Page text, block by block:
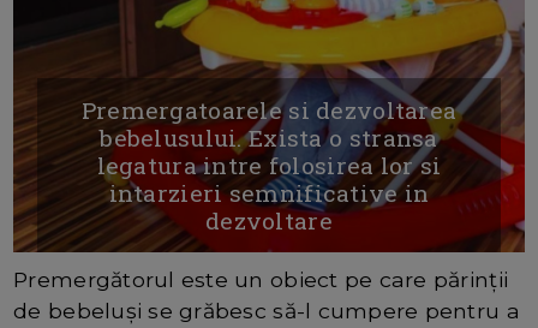
Premergatoarele si dezvoltarea
bebelusului. Exista o stransa
legatura intre folosirea lor si
intarzieri semnificative in
dezvoltare
Premergătorul este un obiect pe care părinții
de bebeluși se grăbesc să-l cumpere pentru a